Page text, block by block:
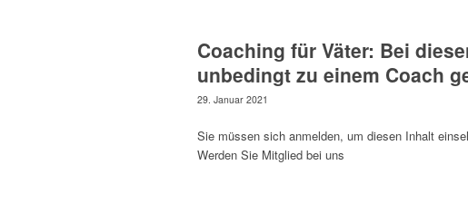
Coaching für Väter: Bei
unbedingt zu einem Coach
29. Januar 2021
Sie müssen sich anmelden, um diesen Inhalt
Werden Sie Mitglied bei uns